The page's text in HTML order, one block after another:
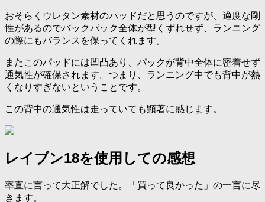
おそらくウレタン素材のパッドだと思うのですが、適度な剛
性があるのでバックパック全体が型くずれせず、ランニング
の際にもバランスを保ってくれます。
またこのパッドには凹凸あり、パックが背中全体に密着せず
通気性が確保されます。つまり、ランニング中でも背中が熱
くなりすぎないということです。
この背中の通気性は走っていても顕著に感じます。
レイブン18を使用しての感想
率直に言って大正解でした。「買って良かった」の一言に尽
きます。